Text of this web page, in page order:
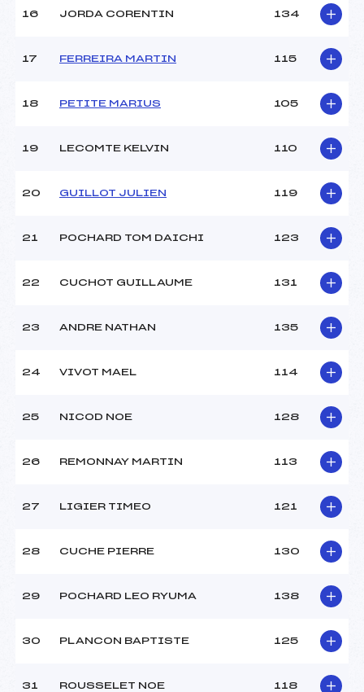
16 JORDA CORENTIN 134
17 FERREIRA MARTIN 115
18 PETITE MARIUS 105
19 LECOMTE KELVIN 110
20 GUILLOT JULIEN 119
21 POCHARD TOM DAICHI 123
22 CUCHOT GUILLAUME 131
23 ANDRE NATHAN 135
24 VIVOT MAEL 114
25 NICOD NOE 128
26 REMONNAY MARTIN 113
27 LIGIER TIMEO 121
28 CUCHE PIERRE 130
29 POCHARD LEO RYUMA 138
30 PLANCON BAPTISTE 125
31 ROUSSELET NOE 118